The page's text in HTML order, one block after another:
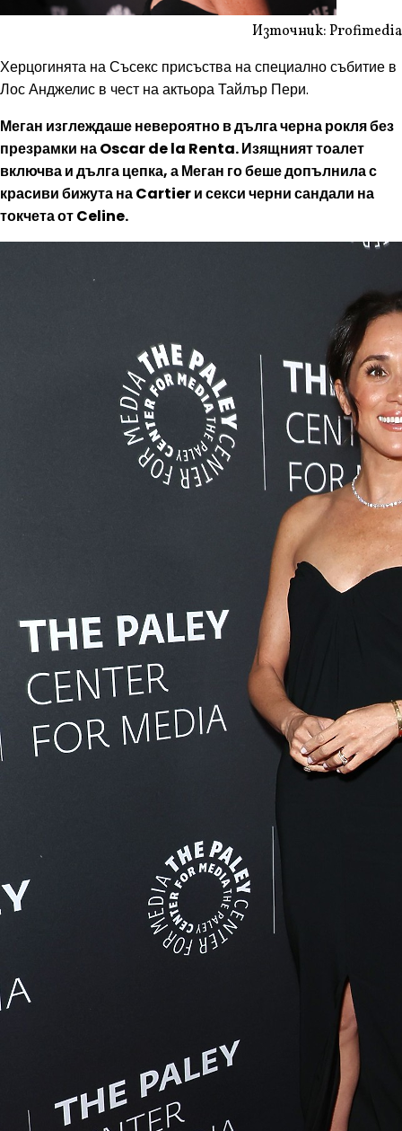
Източник: Profimedia
Херцогинята на Съсекс присъства на специално събитие в
Лос Анджелис в чест на актьора Тайлър Пери.
Меган изглеждаше невероятно в дълга черна рокля без
презрамки на Oscar de la Renta. Изящният тоалет
включва и дълга цепка, а Меган го беше допълнила с
красиви бижута на Cartier и секси черни сандали на
токчета от Celine.